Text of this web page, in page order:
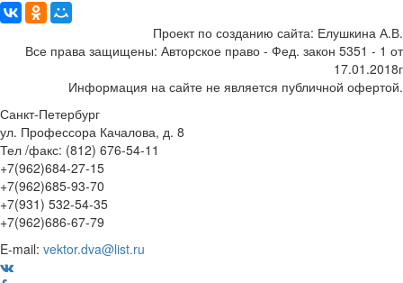
Проект по созданию сайта: Елушкина А.В.
Все права защищены: Авторское право - Фед. закон 5351 - 1 от
17.01.2018г
Информация на сайте не является публичной офертой.
Санкт-Петербург
ул. Профессора Качалова, д. 8
Тел /факс: (812) 676-54-11
+7(962)684-27-15
+7(962)685-93-70
+7(931) 532-54-35
+7(962)686-67-79
E-mail: vektor.dva@list.ru